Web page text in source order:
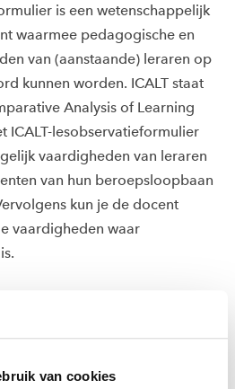
van cookies
is een wetenschappelijk
waarmee pedagogische en
van (aanstaande) leraren op
kunnen worden. ICALT staat
Analysis of Learning
ICALT-lesobservatieformulier
vaardigheden van leraren
van hun beroepsloopbaan
kun je de docent
vaardigheden waar
IN DE KLAS MET ICALT